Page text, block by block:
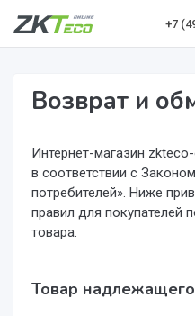
+7
Возврат и
Интернет-магазин
в соответствии с
потребителей». Ниже
правил для покупателей
товара.
Товар надлежащего